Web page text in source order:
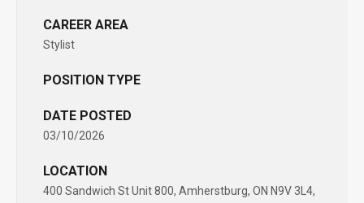
CAREER AREA
Stylist
POSITION TYPE
DATE POSTED
03/10/2026
LOCATION
400 Sandwich St Unit 800, Amherstburg, ON N9V 3L4,